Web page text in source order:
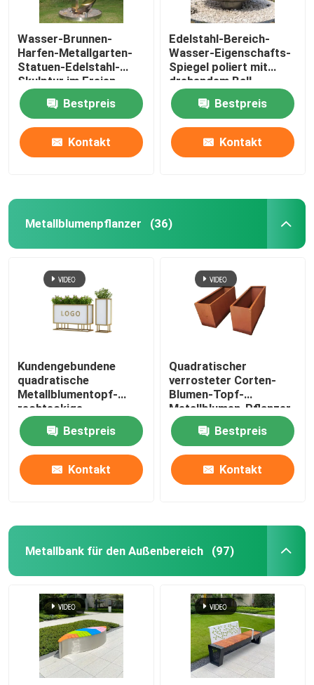
Wasser-Brunnen-
Harfen-Metallgarten-
Statuen-Edelstahl-
Skulptur im Freien
Bestpreis
Kontakt
Edelstahl-Bereich-
Wasser-Eigenschafts-
Spiegel poliert mit
drehendem Ball
Bestpreis
Kontakt
Metallblumenpflanzer (36)
Kundengebundene
quadratische
Metallblumentopf-
rechteckige
Stahlpflanzer im Freien
Bestpreis
Kontakt
Quadratischer
verrosteter Corten-
Blumen-Topf-
Metallblumen-Pflanzer
für Garten/Yard
Bestpreis
Kontakt
Metallbank für den Außenbereich (97)